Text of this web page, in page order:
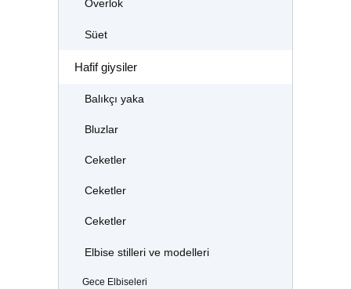
Overlok
Süet
Hafif giysiler
Balıkçı yaka
Bluzlar
Ceketler
Ceketler
Ceketler
Elbise stilleri ve modelleri
Gece Elbiseleri